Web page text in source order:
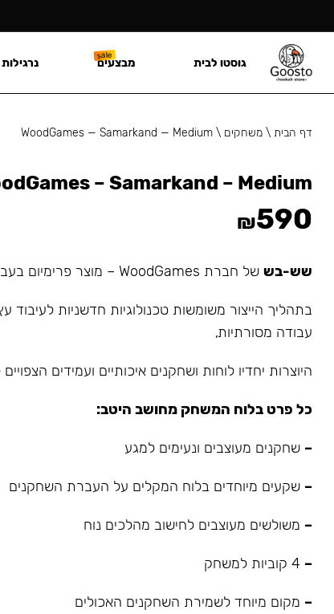
דף הבית\ משחקים \
WoodGames — Samarkand — Medium
– Samarkand – Medium
₪590
שש-בששל חברת WoodGames – מוצר פרימיום בעבודת יד.
בתהליך הייצור משומשות טכנולוגיות חדשניות לעיבוד
עבודה מסורתיות,
היוצרות יחדיו לוחות ושחקנים איכותיים ועמידים
כל פרט בלוח המשחק מחושב היטב:
– שחקנים מעוצבים ונעימים למגע
– שקעים מיוחדים בלוח המקלים על העברת השחקנים
– משולשים מעוצבים לחישוב מהלכים נוח
–
– מקום מיוחד לשמירת השחקנים האכולים
גוסטו לבית מבצעים נרגילות